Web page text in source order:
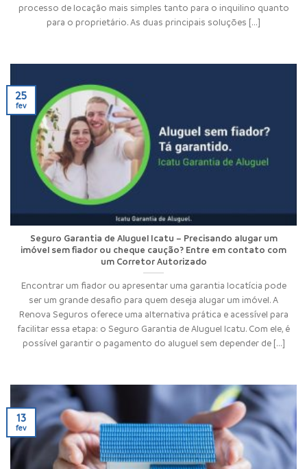
processo de locação mais simples tanto para o inquilino quanto
para o proprietário. As duas principais soluções [...]
Seguro Garantia de Aluguel Icatu – Precisando alugar um
imóvel sem fiador ou cheque caução? Entre em contato com
um Corretor Autorizado
Encontrar um fiador ou apresentar uma garantia locatícia pode
ser um grande desafio para quem deseja alugar um imóvel. A
Renova Seguros oferece uma alternativa prática e acessível para
facilitar essa etapa: o Seguro Garantia de Aluguel Icatu. Com ele, é
possível garantir o pagamento do aluguel sem depender de [...]
25
fev
13
fev